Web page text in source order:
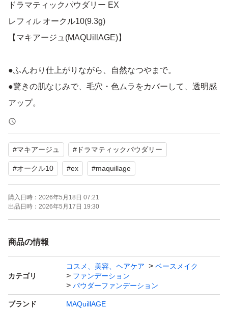
ドラマティックパウダリー EX
レフィル オークル10(9.3g)
【マキアージュ(MAQUillAGE)】
●ふんわり仕上がりながら、自然なつやまで。
●驚きの肌なじみで、毛穴・色ムラをカバーして、透明感
アップ。
●どこからみても美しい、まるで「キレイな素肌」へ。
●オールシーズン。水あり・水なし両用タイプ。SPF25・
PA+++。
●やわらかフィットスポンジ付き。
●13時間 化粧もち*データ取得済み
*つや・くすみのなさ・粉っぽさのなさ・毛穴の目立たな
他にも出品しておりますのでご覧下さいませ(*´-`)
#マキアージュ # ドラマティックパウダリー
#オークル10 #ex #maquillage
購入日時： 2026年5月18日 07:21
出品日時： 2026年5月17日 19:30
商品の情報
カテゴリ
コスメ、美容、ヘアケア
ベースメイク
ファンデーション
パウダーファンデーション
ブランド MAQuillAGE